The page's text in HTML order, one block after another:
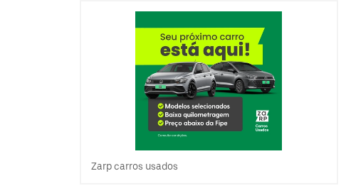
Zarp carros usados